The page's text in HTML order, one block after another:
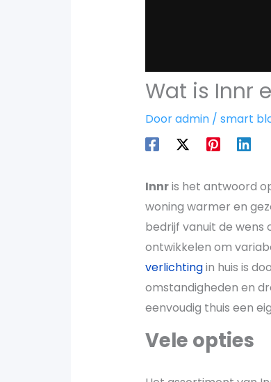
Wat is Innr
Dooradmin / smart
Innris het antwoord
woning warmer en
bedrijf vanuit de wens
ontwikkelen om
verlichtingin huis is
omstandigheden en
eenvoudig thuis een
Vele opties